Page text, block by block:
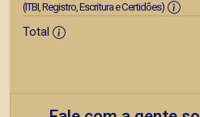
(ITBI, Registro, Escritura e Certidões)
Total